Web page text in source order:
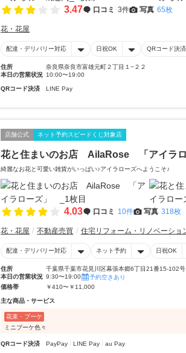
3.47 口コミ 3件 写真 65枚
花・花屋
配達・デリバリー対応 日祝OK QRコード決
住所
奈良県奈良市富雄元町２丁目１−２２
本日の営業状況 10:00〜19:00
QRコード決済 LINE Pay
店舗公式 ネット予約スピードくじ対象店
花と住まいのお店 AilaRose 「アイラ
綺麗なお花と可愛い雑貨がいっぱい♪アイラローズへようこそ♪
4.03 口コミ 10件 写真 318枚
花・花屋 不動産売買 住宅リフォーム・リノベーショ
配達・デリバリー対応 ネット予約 日祝OK
住所
千葉県千葉市花見川区幕張本郷6丁目21番15-102号
本日の営業状況 9:30〜19:00
予約空きあり
価格帯
￥410〜￥11,000
主な商品・サービス
花束・ブーケ
ミニブーケ色々
QRコード決済 PayPay LINE Pay au Pay